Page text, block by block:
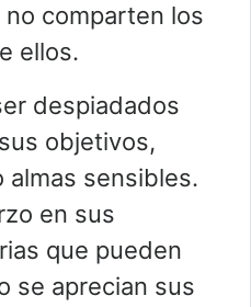
comparten los
ellos.
despiadados
objetivos,
almas sensibles.
en sus
que pueden
se aprecian sus